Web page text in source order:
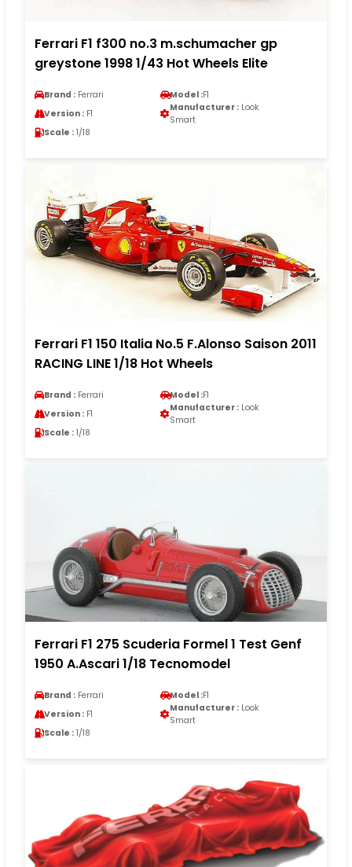
Ferrari F1 f300 no.3 m.schumacher gp
greystone 1998 1/43 Hot Wheels Elite
Brand : Ferrari Model :F1
Version : F1
Manufacturer : Look
Smart
Scale : 1/18
Ferrari F1 150 Italia No.5 F.Alonso Saison 2011
RACING LINE 1/18 Hot Wheels
Brand : Ferrari Model :F1
Version : F1
Manufacturer : Look
Smart
Scale : 1/18
Ferrari F1 275 Scuderia Formel 1 Test Genf
1950 A.Ascari 1/18 Tecnomodel
Brand : Ferrari Model :F1
Version : F1
Manufacturer : Look
Smart
Scale : 1/18